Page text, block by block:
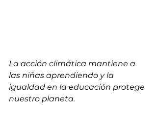
La acción climática mantiene a
las niñas aprendiendo y la
igualdad en la educación protege
nuestro planeta.